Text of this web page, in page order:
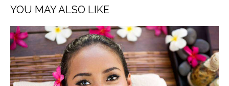
t
e
r
n
a
t
i
YOU MAY ALSO LIKE